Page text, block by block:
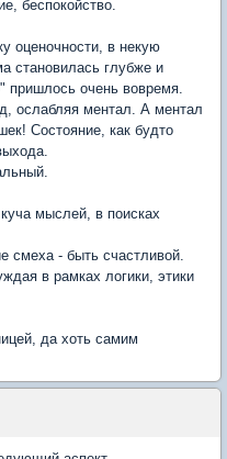
беспокойство.
оценочности, в некую
становилась глубже и
пришлось очень вовремя.
ослабляя ментал. А ментал
Состояние, как будто
мыслей, в поисках
смеха - быть счастливой.
в рамках логики, этики
да хоть самим